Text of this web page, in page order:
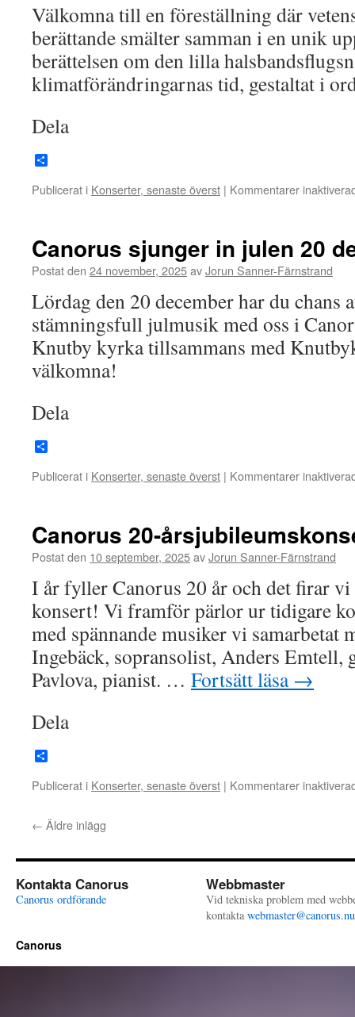
Välkomna till en föreställning där
berättande smälter samman i en unik
berättelsen om den lilla
klimatförändringarnas tid, gestaltat i
Dela
Publicerat i Konserter, senaste överst | Kommentarer
Canorus sjunger in julen 20
Postat den 24 november, 2025avJorun Sanner-Färnstrand
Lördag den 20 december har du chans
stämningsfull julmusik med oss i
Knutby kyrka tillsammans med
välkomna!
Dela
Publicerat i Konserter, senaste överst | Kommentarer
Canorus 20-
Postat den 10 september, 2025avJorun Sanner-Färnstrand
I år fyller Canorus 20 år och det firar vi
konsert! Vi framför pärlor ur tidigare
med spännande musiker vi samarbetat
Ingebäck, sopransolist, Anders Emtell,
Pavlova, pianist. … Fortsätt läsa →
Dela
Publicerat i Konserter, senaste överst | Kommentarer
← Äldre inlägg
Kontakta Canorus
Canorus ordförande
Webbmaster
Vid tekniska problem med
kontakta
Canorus